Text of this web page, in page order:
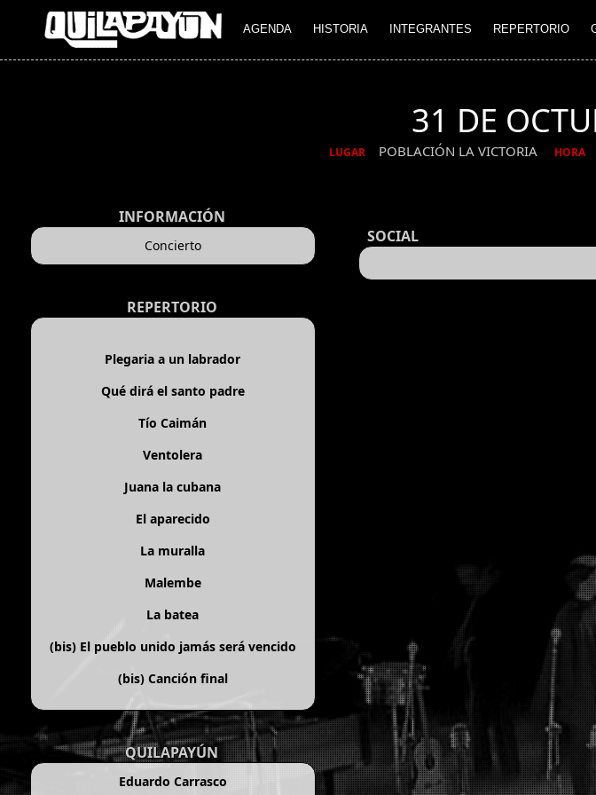
AGENDA HISTORIA INTEGRANTES REPERTORIO
31 DE
LUGAR POBLACIÓN LA VICTORIA HORA
INFORMACIÓN
Concierto
REPERTORIO
Plegaria a un labrador
Qué dirá el santo padre
Tío Caimán
Ventolera
Juana la cubana
El aparecido
La muralla
Malembe
La batea
(bis) El pueblo unido jamás será vencido
(bis) Canción final
QUILAPAYÚN
Eduardo Carrasco
SOCIAL